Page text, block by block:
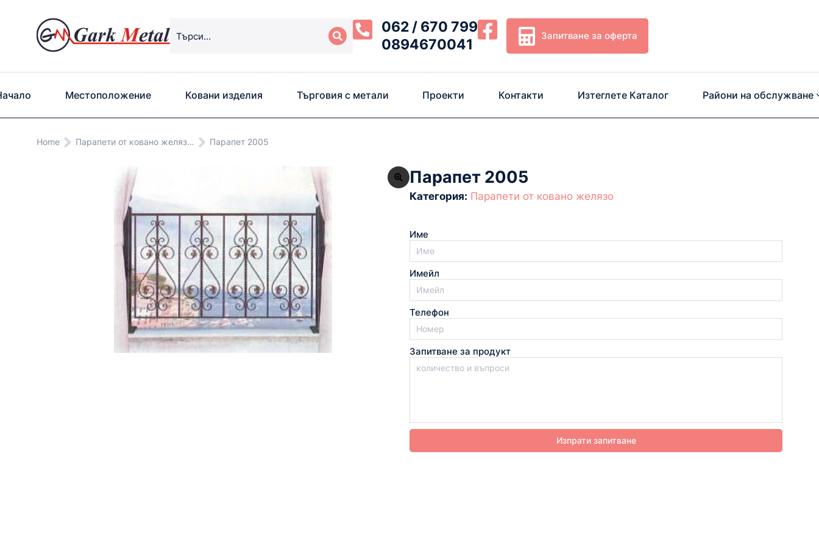
062 / 670 799
0894670041
Запитване за оферта
Местоположение Ковани изделия Търговия с метали Проекти Контакти Изтеглете Каталог Райони на обслужване
You are here:
Home Парапети от ковано желяз… Парапет 2005
Парапет 2005
Категория: Парапети от ковано желязо
Име
Имейл
Телефон
Запитване за продукт
Изпрати запитване